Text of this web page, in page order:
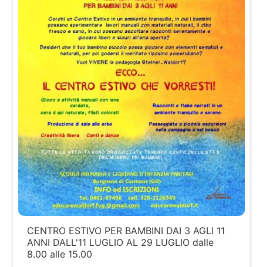
CENTRO ESTIVO PER BAMBINI DAI 3 AGLI 11
ANNI DALL'11 LUGLIO AL 29 LUGLIO dalle
8.00 alle 15.00